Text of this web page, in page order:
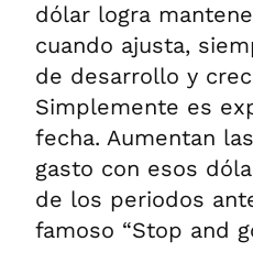
dólar logra
cuando ajusta,
de desarrollo y
Simplemente es
fecha. Aumentan
gasto con esos
de los periodos
famoso “Stop and